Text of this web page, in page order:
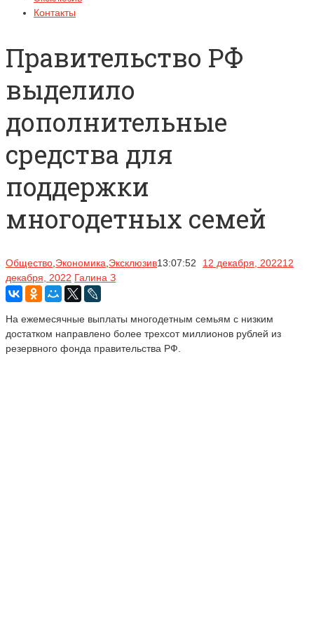
Контакты
Правительство РФ
выделило
дополнительные
средства для
поддержки
многодетных семей
Общество Экономика Эксклюзив13:07:52 12 декабря, 202212
декабря, 2022 Галина З
На ежемесячные выплаты многодетным семьям с низким
достатком направлено более трехсот миллионов рублей из
резервного фонда правительства РФ.